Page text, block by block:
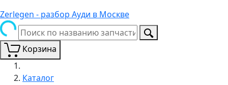
Zerlegen - разбор Ауди в Москве
Корзина
Каталог